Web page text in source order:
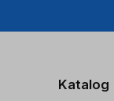
Katalog